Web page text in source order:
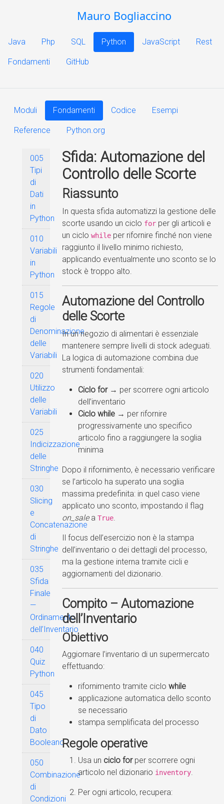
Mauro Bogliaccino
Java Php SQL Python JavaScript Rest
Fondamenti GitHub
Moduli Fondamenti Codice Esempi
Reference Python.org
005
Tipi
di
Dati
in
Python
010
Variabili
in
Python
015
Regole
di
Denominazione
delle
Variabili
020
Utilizzo
delle
Variabili
025
Indicizzazione
delle
Stringhe
030
Slicing
e
Concatenazione
di
Stringhe
035
Sfida
Finale
—
Ordinamento
dell’Inventario
040
Quiz
Python
045
Tipo
di
Dato
Booleano
050
Combinazione
di
Condizioni
Sfida: Automazione del
Controllo delle Scorte
Riassunto
In questa sfida automatizzi la gestione delle
scorte usando un ciclo for per gli articoli e
un ciclo while per rifornire finché non viene
raggiunto il livello minimo richiesto,
applicando eventualmente uno sconto se lo
stock è troppo alto.
Automazione del Controllo
delle Scorte
In un negozio di alimentari è essenziale
mantenere sempre livelli di stock adeguati.
La logica di automazione combina due
strumenti fondamentali:
Ciclo for→ per scorrere ogni articolo
dell’inventario
Ciclo while → per rifornire
progressivamente uno specifico
articolo fino a raggiungere la soglia
minima
Dopo il rifornimento, è necessario verificare
se l’articolo ha superato una soglia
massima predefinita: in quel caso viene
applicato uno sconto, impostando il flag
on_salea True.
Il focus dell’esercizio non è la stampa
dell’inventario o dei dettagli del processo,
ma la gestione interna tramite cicli e
aggiornamenti del dizionario.
Compito – Automazione
dell’Inventario
Obiettivo
Aggiornare l’inventario di un supermercato
effettuando:
rifornimento tramite ciclo while
applicazione automatica dello sconto
se necessario
stampa semplificata del processo
Regole operative
Usa un ciclo forper scorrere ogni
articolo nel dizionario inventory.
Per ogni articolo, recupera: